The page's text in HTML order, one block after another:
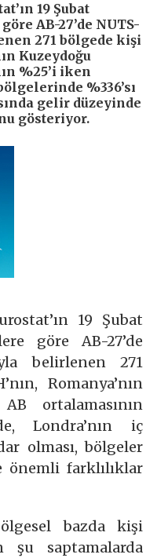
19 Şubat
AB-27’de NUTS-
271 bölgede kişi
Kuzeydoğu
%25’i iken
%336’sı
gelir düzeyinde
gösteriyor.
19 Şubat
göre AB-27’de
belirlenen 271
Romanya’nın
ortalamasının
Londra’nın iç
olması, bölgeler
önemli farklılıklar
bazda kişi
şu saptamalarda